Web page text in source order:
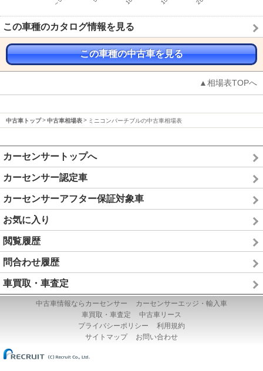
この車種のカタログ情報を見る
この車種の中古車を見る
▲相場表TOPへ
中古車トップ 中古車相場表 ミニコンバーチブルの中古車相場表
カーセンサートップへ
カーセンサー認定車
カーセンサーアフター保証対象車
お気に入り
閲覧履歴
問合わせ履歴
車買取・車査定
中古車情報ならカーセンサー
カーセンサーエッジ・輸入車
車買取・車査定
中古車リース
プライバシーポリシー
利用規約
サイトマップ
お問い合わせ